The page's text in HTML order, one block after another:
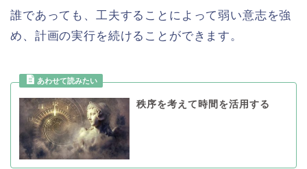
誰であっても、工夫することによって弱い意志を強
め、計画の実行を続けることができます。
秩序を考えて時間を活用する